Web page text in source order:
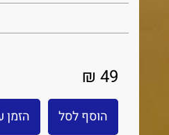
49 ₪
הוסף לסל הזמן